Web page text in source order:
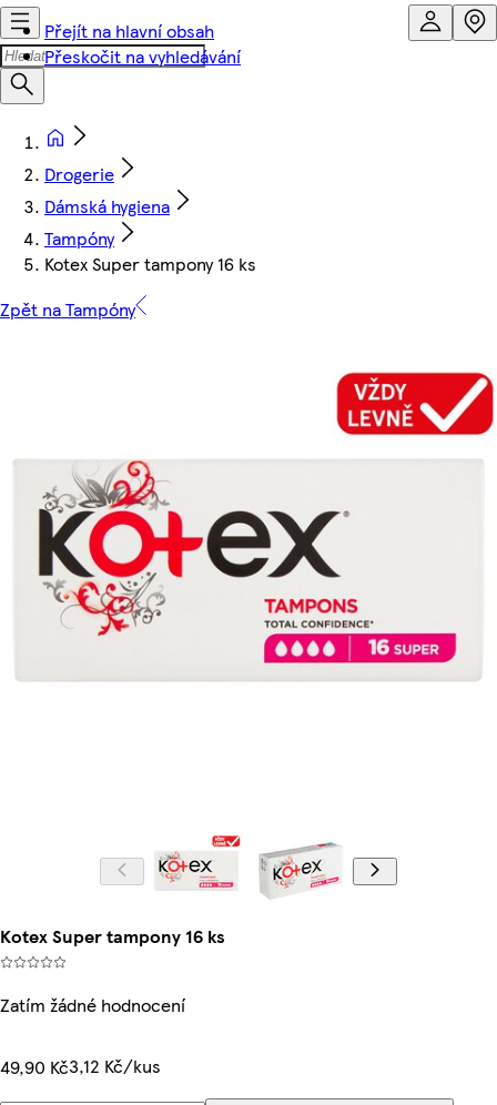
Přejít na hlavní obsah
Přeskočit na vyhledávání
Drogerie
Dámská hygiena
Tampóny
Kotex Super tampony 16 ks
Zpět na Tampóny
Kotex Super tampony 16 ks
Zatím žádné hodnocení
49,90 Kč3,12 Kč/kus